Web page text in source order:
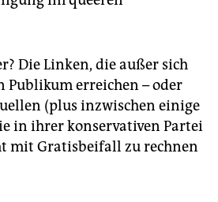
Die Linken, die außer sich
Publikum erreichen – oder
(plus inzwischen einige
in ihrer konservativen Partei
mit Gratisbeifall zu rechnen